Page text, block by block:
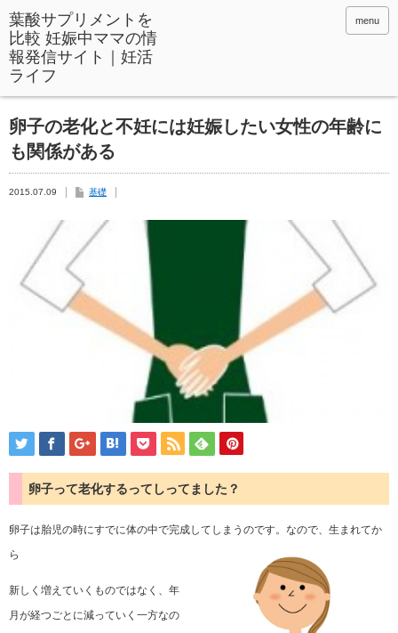
menu
卵子の老化と不妊には妊娠したい女性の年齢に
も関係がある
2015.07.09 基礎
卵子って老化するってしってました？
卵子は胎児の時にすでに体の中で完成してしまうのです。なので、生まれてか
ら
新しく増えていくものではなく、年
月が経つごとに減っていく一方なの